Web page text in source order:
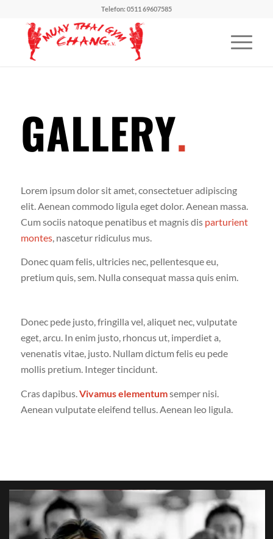
Telefon: 0511 69607585
GALLERY.
Lorem ipsum dolor sit amet, consectetuer adipiscing
elit. Aenean commodo ligula eget dolor. Aenean massa.
Cum sociis natoque penatibus et magnis dis parturient
montes, nascetur ridiculus mus.
Donec quam felis, ultricies nec, pellentesque eu,
pretium quis, sem. Nulla consequat massa quis enim.
Donec pede justo, fringilla vel, aliquet nec, vulputate
eget, arcu. In enim justo, rhoncus ut, imperdiet a,
venenatis vitae, justo. Nullam dictum felis eu pede
mollis pretium. Integer tincidunt.
Cras dapibus.Vivamus elementumsemper nisi.
Aenean vulputate eleifend tellus. Aenean leo ligula.